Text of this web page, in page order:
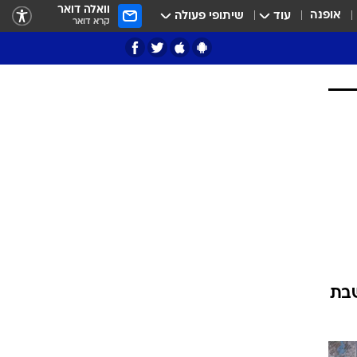
אופנה עוד שיתופי פעולה וואלה דואר
קרא דואר